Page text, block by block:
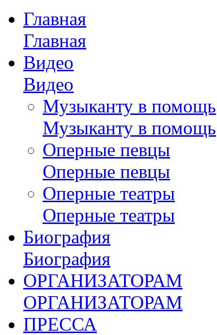
Главная
Главная
Видео
Видео
Музыканту в помощь
Музыканту в помощь
Оперные певцы
Оперные певцы
Оперные театры
Оперные театры
Биография
Биография
ОРГАНИЗАТОРАМ
ОРГАНИЗАТОРАМ
ПРЕССА